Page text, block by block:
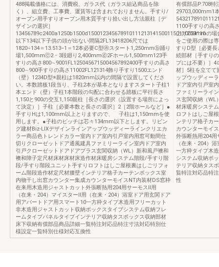
488掲載価格には、消費税、ガラス代（ガラス組込商品を除
く）、組立費、工事費、運賃等は含まれておりません。手すり/
オープン用手すりオープン用木質手すり拾い出し方法親柱［デ
ザインの選択］
13456789c2400a1250b1500d1500123456789101112131415001150110024110
以下134以下子供の頭が出ない間隔2FL13418206尺では
1820÷134＝13.513−1＝12本必要C型ⓐスタート1,250mmⓑ踊り
場1,500mmⓒ2・3段廻り2,400mmⓓ2Fホール1,500mm123手
すりの高さ800∼9001FL1250456715004567892400手すりの高さ
800∼900手すりの高さ11002FL121314飾り手すり1500エンド
（壁）1234D型※親柱は1820mm以内の間隔で設置してくださ
い。本数踏板1段当り、子柱2本が基本となりますスタート子柱1
本エンド（壁）子柱1本階段の勾配に合わせる踏板に平行長さ
1,150と900の交互1,150親柱［長さの選択（設置する場所によっ
て決定）］子柱［必要本数と長さの選択］2［2階ホールなど］●
手すりHは1,100mm以上とりますので、 子柱は1,150mmを使
用します。●子柱のピッチは芯々134mm以下とします。リビン
グ建材Biz-LIXデザインラインアップウッディーラインクリエカ
ラー商品色トレンドカラー室内ドア室内引戸室内用窓可動間仕
切りクローゼットドア通風建具ファミリーライン室内ドア室内
引戸クローゼットドアドアプラス玄関収納（WL）新和風戸襖和
襖和障子定尺材床材床材床造作材床暖房システム階段/手すり階
段/手すり階段ユニット手すりロフトはしご屋根裏はしごリフォ
ーム階段造作材定尺材腰壁インテリア格子カーテンボックス室
内物干し出窓カウンター集成カウンターモイスNT内装材DS窓枠
在来用木造用ジャストカット外張断熱用204用サーモスⅡ用
（在来・204）マイスターⅡ用（在来・204）浴室ドア用玄関ドア
用アパートドア用スマート10一方枠タイプ木造用フリーカット
非木造用ジャストカット収納ボックスタイプシステム収納フレ
ームタイプパネルタイプインテリア収納タスボックス収納部材
床下収納有償部品商品詳細一覧特注対応品特注寸法対応特別仕
様設定一覧特別仕様対応互換性
有償部品P.708特
29703,000mm1
1100手すりの高
上げ230mmの場
をご使用の際は
すりD型［必要
続部材［手すり
プには不要）］4
材］5柱を立てて
ップウッディー
ドア室内引戸室
ファミリーライ
ス玄関収納（WL
材床暖房システ
ロフトはしご屋
ンテリア格子カ
カウンターモイ
外張断熱用204
（在来・204）
一方枠タイプ木
システム収納ボ
テリア収納タス
覧特注対応品特
性